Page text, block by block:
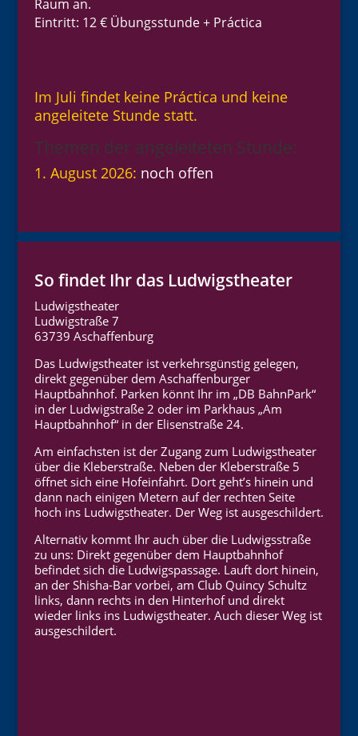
Raum an.
Eintritt: 12 € Übungsstunde + Práctica
Im Juli findet keine Práctica und keine
angeleitete Stunde statt.
Themen der angeleiteten Stunde:
1. August 2026: noch offen
So findet Ihr das Ludwigstheater
Ludwigstheater
Ludwigstraße 7
63739 Aschaffenburg
Das Ludwigstheater ist verkehrsgünstig gelegen,
direkt gegenüber dem Aschaffenburger
Hauptbahnhof. Parken könnt Ihr im „DB BahnPark“
in der Ludwigstraße 2 oder im Parkhaus „Am
Hauptbahnhof“ in der Elisenstraße 24.
Am einfachsten ist der Zugang zum Ludwigstheater
über die Kleberstraße. Neben der Kleberstraße 5
öffnet sich eine Hofeinfahrt. Dort geht’s hinein und
dann nach einigen Metern auf der rechten Seite
hoch ins Ludwigstheater. Der Weg ist ausgeschildert.
Alternativ kommt Ihr auch über die Ludwigsstraße
zu uns: Direkt gegenüber dem Hauptbahnhof
befindet sich die Ludwigspassage. Lauft dort hinein,
an der Shisha-Bar vorbei, am Club Quincy Schultz
links, dann rechts in den Hinterhof und direkt
wieder links ins Ludwigstheater. Auch dieser Weg ist
ausgeschildert.